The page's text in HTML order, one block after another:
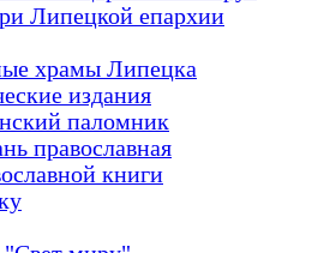
Липецкой епархии
храмы Липецка
издания
паломник
православная
книги